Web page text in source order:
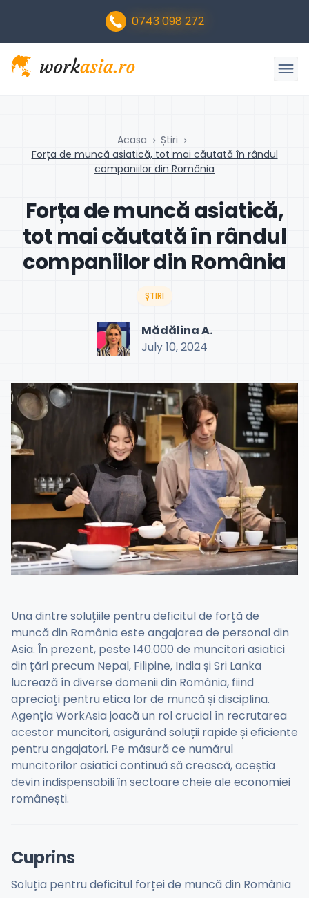
0743 098 272
Acasa
Știri
Forța de muncă asiatică, tot mai căutată în rândul
companiilor din România
Forța de muncă asiatică,
tot mai căutată în rândul
companiilor din România
ȘTIRI
Mădălina A.
July 10, 2024
Una dintre soluțiile pentru deficitul de forță de
muncă din România este angajarea de personal din
Asia. În prezent, peste 140.000 de muncitori asiatici
din țări precum Nepal, Filipine, India și Sri Lanka
lucrează în diverse domenii din România, fiind
apreciați pentru etica lor de muncă și disciplina.
Agenția WorkAsia joacă un rol crucial în recrutarea
acestor muncitori, asigurând soluții rapide și eficiente
pentru angajatori. Pe măsură ce numărul
muncitorilor asiatici continuă să crească, aceștia
devin indispensabili în sectoare cheie ale economiei
românești.
Cuprins
Soluția pentru deficitul forței de muncă din România